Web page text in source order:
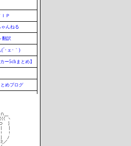
Ｐ
んねる
翻訳
･ェ･｀)
ー5chまとめ】
めブログ